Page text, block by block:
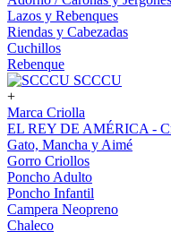
Lazos y Rebenques
Riendas y Cabezadas
Cuchillos
Rebenque
SCCCU
+
Marca Criolla
EL REY DE AMÉRICA -
Gato, Mancha y Aimé
Gorro Criollos
Poncho Adulto
Poncho Infantil
Campera Neopreno
Chaleco